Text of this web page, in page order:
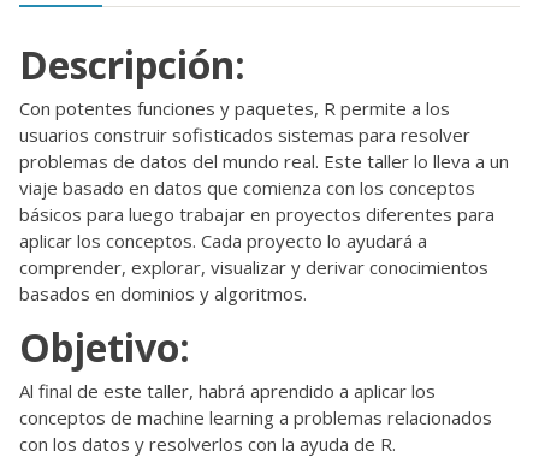
Descripción:
Con potentes funciones y paquetes, R permite a los
usuarios construir sofisticados sistemas para resolver
problemas de datos del mundo real. Este taller lo lleva a un
viaje basado en datos que comienza con los conceptos
básicos para luego trabajar en proyectos diferentes para
aplicar los conceptos. Cada proyecto lo ayudará a
comprender, explorar, visualizar y derivar conocimientos
basados en dominios y algoritmos.
Objetivo:
Al final de este taller, habrá aprendido a aplicar los
conceptos de machine learning a problemas relacionados
con los datos y resolverlos con la ayuda de R.